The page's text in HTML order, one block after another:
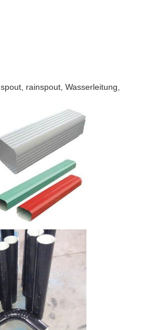
rainspout, Wasserleitung,